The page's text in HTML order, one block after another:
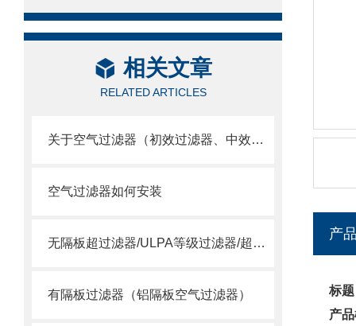
相关文章
RELATED ARTICLES
关于空气过滤器（初效过滤器、中效过滤器、空气过滤器）选用
空气过滤器如何安装
无隔板超过滤器/ULPA等级过滤器/超空气过滤器
有隔板过滤器（铝隔板空气过滤器）
产
标
产